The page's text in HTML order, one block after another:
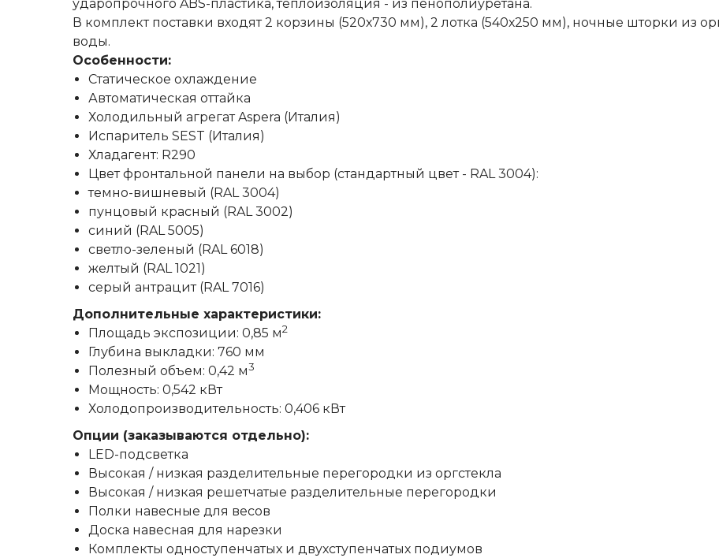
ударопрочного ABS-пластика, теплоизоляция - из пенополиуретана.
В комплект поставки входят 2 корзины (520х730 мм), 2 лотка (540х250 мм), ночные шторки из
воды.
Особенности:
Статическое охлаждение
Автоматическая оттайка
Холодильный агрегат Aspera (Италия)
Испаритель SEST (Италия)
Хладагент: R290
Цвет фронтальной панели на выбор (стандартный цвет - RAL 3004):
темно-вишневый (RAL 3004)
пунцовый красный (RAL 3002)
синий (RAL 5005)
светло-зеленый (RAL 6018)
желтый (RAL 1021)
серый антрацит (RAL 7016)
Дополнительные характеристики:
Площадь экспозиции: 0,85 м2
Глубина выкладки: 760 мм
Полезный объем: 0,42 м3
Мощность: 0,542 кВт
Холодопроизводительность: 0,406 кВт
Опции (заказываются отдельно):
LED-подсветка
Высокая / низкая разделительные перегородки из оргстекла
Высокая / низкая решетчатые разделительные перегородки
Полки навесные для весов
Доска навесная для нарезки
Комплекты одноступенчатых и двухступенчатых подиумов